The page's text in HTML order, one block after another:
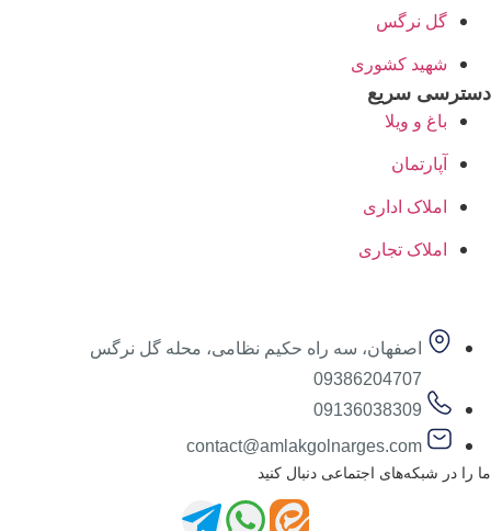
گل نرگس
شهید کشوری
دسترسی سریع
باغ و ویلا
آپارتمان
املاک اداری
املاک تجاری
اصفهان، سه راه حکیم نظامی، محله گل نرگس
09386204707
09136038309
contact@amlakgolnarges.com
ما را در شبکه‌های اجتماعی دنبال کنید